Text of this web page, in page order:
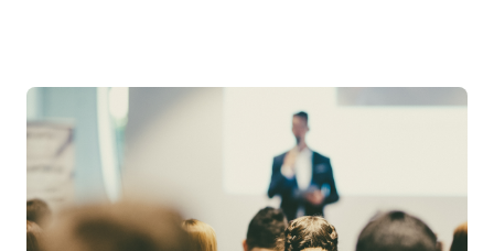
attraverso una piattaforma europea dedicata. Ampio spazio
anche al racconto di esperienze imprenditoriali concrete. In
particolare, è stata condivisa la testimonianza di Paolo Ganis,
CEO di Vitesy, realtà nata a Pordenone che in otto anni ha
costruito un percorso di crescita internazionale fondato su
innovazione, capacità di esecuzione e visione
imprenditoriale. Vitesy rappresenta un esempio concreto di
come una startup deep tech possa crescere, scalare e